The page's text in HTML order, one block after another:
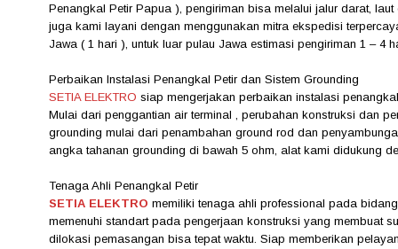
Penangkal Petir Papua ), pengiriman bisa melalui jalur darat,
juga kami layani dengan menggunakan mitra ekspedisi
Jawa ( 1 hari ), untuk luar pulau Jawa estimasi pengiriman 1 – 4
Perbaikan Instalasi Penangkal Petir dan Sistem Grounding
SETIA ELEKTRO siap mengerjakan perbaikan instalasi
Mulai dari penggantian air terminal , perubahan konstruksi dan
grounding mulai dari penambahan ground rod dan
angka tahanan grounding di bawah 5 ohm, alat kami didukung
Tenaga Ahli Penangkal Petir
SETIA ELEKTRO memiliki tenaga ahli professional pada
memenuhi standart pada pengerjaan konstruksi yang membuat
dilokasi pemasangan bisa tepat waktu. Siap memberikan